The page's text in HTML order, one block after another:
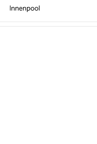
Innenpool